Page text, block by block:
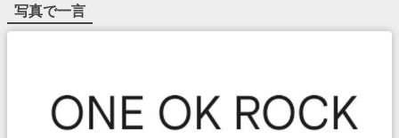
写真で一言